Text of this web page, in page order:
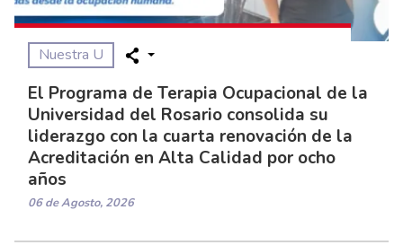
Nuestra U
El Programa de Terapia Ocupacional de la
Universidad del Rosario consolida su
liderazgo con la cuarta renovación de la
Acreditación en Alta Calidad por ocho
años
06 de Agosto, 2026